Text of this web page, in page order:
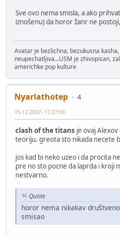
Sve ovo nema smisla, a ako
iznošenu) da horor žanr ne
Avatar je bezlichna, bezukusna
neupechatljiva...USM je zhivopisan,
americhke pop kulture
Nyarlathotep
4
15-12-2007, 17:27:08
clash of the titans je ovaj
teoriju. greota sto nikada necete
jos kad bi neko uzeo i da procita
pre no sto pocne da laprda i kroji
nestvarno.
Quote
horor nema nikakav
smisao